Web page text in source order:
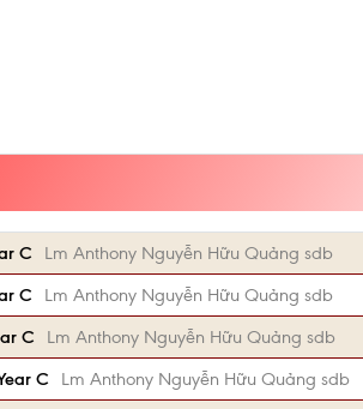
C
Lm Anthony Nguyễn Hữu Quảng sdb
C
Lm Anthony Nguyễn Hữu Quảng sdb
C
Lm Anthony Nguyễn Hữu Quảng sdb
C
Lm Anthony Nguyễn Hữu Quảng sdb